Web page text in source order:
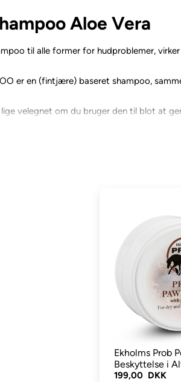
Aloe Vera
til alle former for hudproblemer,
er en (fintjære) baseret shampoo,
lige velegnet om du bruger den til blot at
ikke nogen former for
fortalt os, at de bruger Ekholms
indeholder fintjære, så synes de små
slår ikke lopperne ihjel, så husk de
shampooen, når du skal vaske et dyr
bland shampoo og lidt vand i en spand/
Ekholms Prob
Beskyttelse i
199,00 DKK